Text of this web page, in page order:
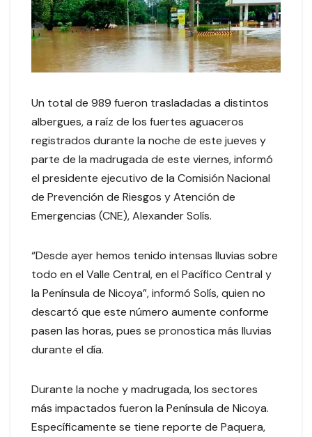
Un total de 989 fueron trasladadas a distintos
albergues, a raíz de los fuertes aguaceros
registrados durante la noche de este jueves y
parte de la madrugada de este viernes, informó
el presidente ejecutivo de la Comisión Nacional
de Prevención de Riesgos y Atención de
Emergencias (CNE), Alexander Solís.
“Desde ayer hemos tenido intensas lluvias sobre
todo en el Valle Central, en el Pacífico Central y
la Península de Nicoya”, informó Solís, quien no
descartó que este número aumente conforme
pasen las horas, pues se pronostica más lluvias
durante el día.
Durante la noche y madrugada, los sectores
más impactados fueron la Península de Nicoya.
Específicamente se tiene reporte de Paquera,